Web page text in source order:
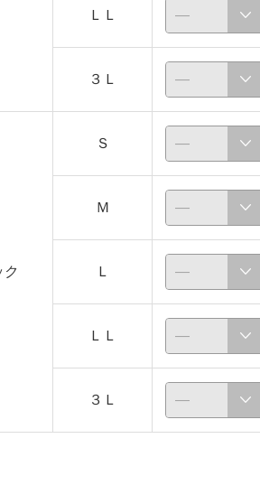
160cm
基本こそ細
ＬＬ
３Ｌ
ク
Ｓ
Ｍ
Ｌ
ＬＬ
３Ｌ